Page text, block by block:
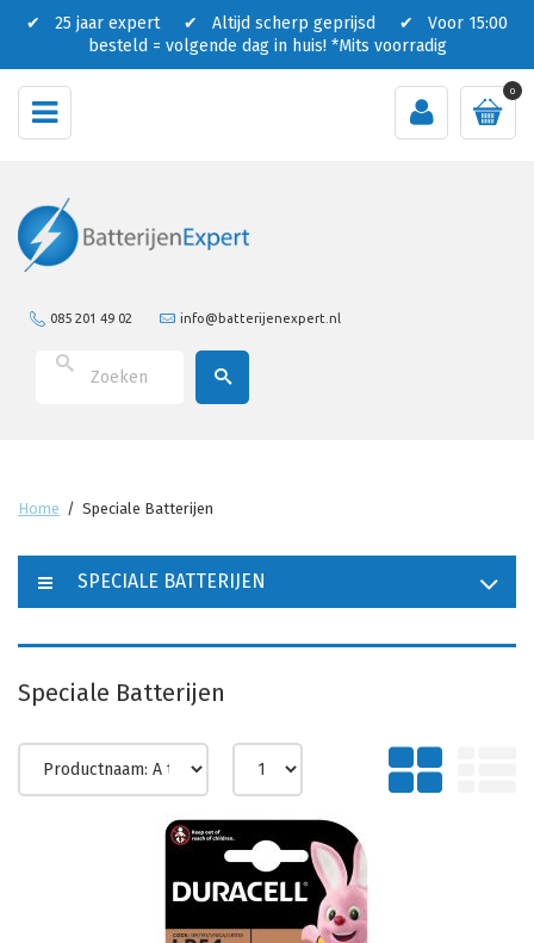
✔ 25 jaar expert ✔ Altijd scherp geprijsd ✔ Voor 15:00
besteld = volgende dag in huis! *Mits voorradig
0
085 201 49 02 info@batterijenexpert.nl
Home / Speciale Batterijen
SPECIALE BATTERIJEN
Speciale Batterijen